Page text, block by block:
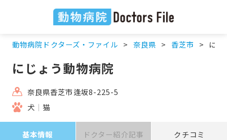
動物病院ドクターズ・ファイル 奈良県 香芝市 にじ
にじょう動物病院
奈良県香芝市逢坂8-225-5
犬
猫
基本情報 ドクター紹介記事 クチコミ